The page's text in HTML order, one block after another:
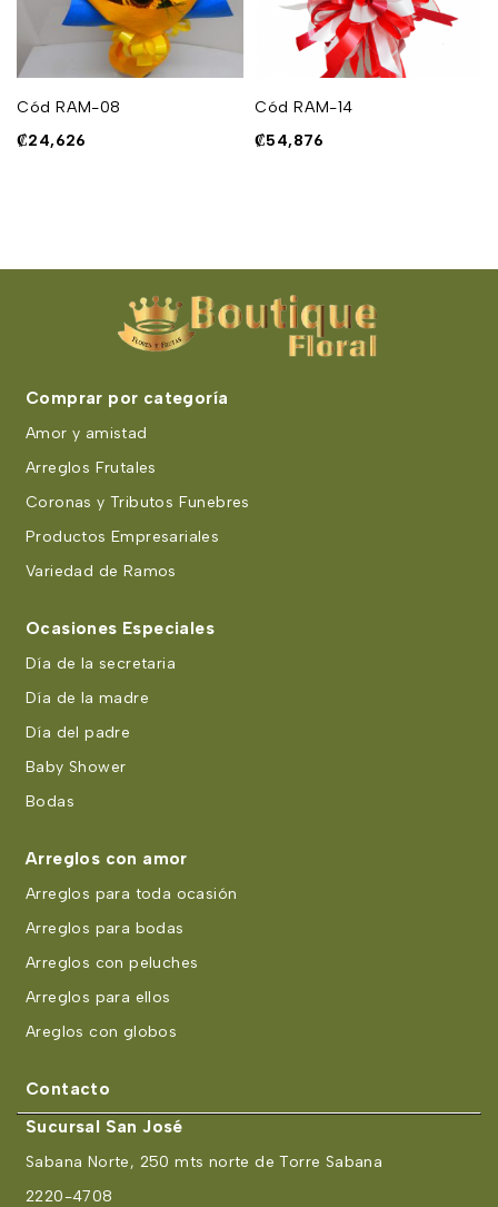
Cód RAM-08
₡24,626
Cód RAM-14
₡54,876
Comprar por categoría
Amor y amistad
Arreglos Frutales
Coronas y Tributos Funebres
Productos Empresariales
Variedad de Ramos
Ocasiones Especiales
Día de la secretaria
Día de la madre
Día del padre
Baby Shower
Bodas
Arreglos con amor
Arreglos para toda ocasión
Arreglos para bodas
Arreglos con peluches
Arreglos para ellos
Areglos con globos
Contacto
Sucursal San José
Sabana Norte, 250 mts norte de Torre Sabana
2220-4708